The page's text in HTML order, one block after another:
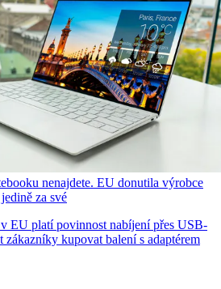
nenajdete. EU donutila výrobce
za své
EU platí povinnost nabíjení přes USB-
kupovat balení s adaptérem